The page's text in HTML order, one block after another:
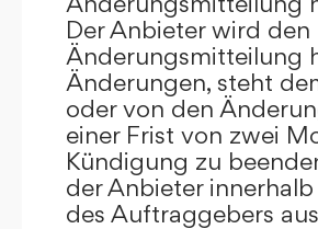
Der Anbieter wird
Änderungsmitteilung
Änderungen, steht
oder von den
einer Frist von zwei
Kündigung zu
der Anbieter
des Auftraggebers